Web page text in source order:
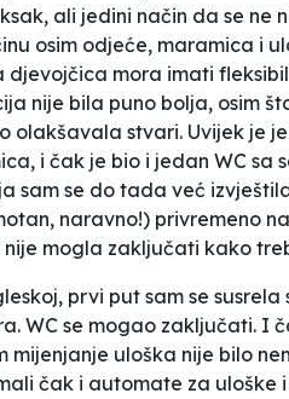
ali jedini način da se ne
osim odjeće, maramica i
mora imati
nije bila puno bolja, osim
olakšavala stvari. Uvijek je
i čak je bio i jedan WC sa
sam se do tada već
naravno!) privremeno
mogla zaključati kako
prvi put sam se
WC se mogao zaključati. I
mijenjanje uloška nije bilo
čak i automate za uloške